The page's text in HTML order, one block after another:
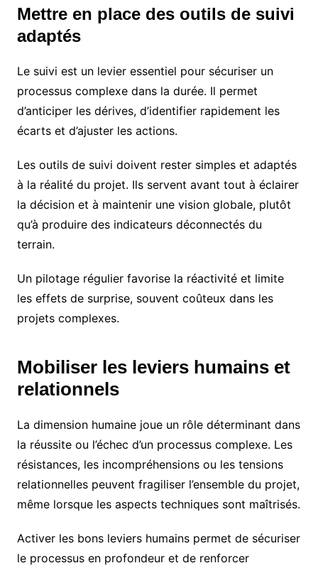
Mettre en place des outils de suivi
adaptés
Le suivi est un levier essentiel pour sécuriser un
processus complexe dans la durée. Il permet
d’anticiper les dérives, d’identifier rapidement les
écarts et d’ajuster les actions.
Les outils de suivi doivent rester simples et adaptés
à la réalité du projet. Ils servent avant tout à éclairer
la décision et à maintenir une vision globale, plutôt
qu’à produire des indicateurs déconnectés du
terrain.
Un pilotage régulier favorise la réactivité et limite
les effets de surprise, souvent coûteux dans les
projets complexes.
Mobiliser les leviers humains et
relationnels
La dimension humaine joue un rôle déterminant dans
la réussite ou l’échec d’un processus complexe. Les
résistances, les incompréhensions ou les tensions
relationnelles peuvent fragiliser l’ensemble du projet,
même lorsque les aspects techniques sont maîtrisés.
Activer les bons leviers humains permet de sécuriser
le processus en profondeur et de renforcer